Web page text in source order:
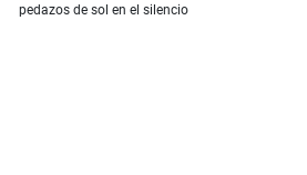
pedazos de sol en el silencio